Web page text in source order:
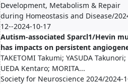
Development, Metabolism & Repair
during Homeostasis and Disease/
12--2024-10-17
Autism-associated Sparcl1/Hevin
has impacts on persistent
TAKETOMI Takumi; YASUDA Takunori;
UEDA Kentaro; MORITA...
Society for Neuroscience 2024/2024-